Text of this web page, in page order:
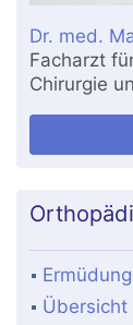
Dr. med.
Facharzt
Chirurgie
Übersicht